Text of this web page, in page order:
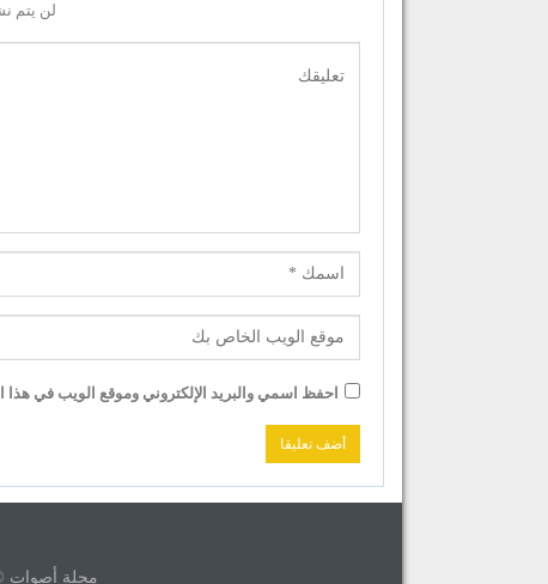
لن يتم
احفظ اسمي والبريد الإلكتروني وموقع الويب في هذا
مجلة أصوات © 2026 جميع حقوق الموقع